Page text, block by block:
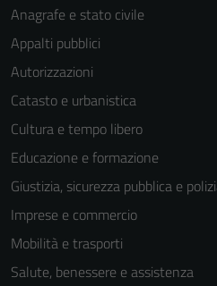
Anagrafe e stato civile
Appalti pubblici
Autorizzazioni
Catasto e urbanistica
Cultura e tempo libero
Educazione e formazione
Giustizia, sicurezza pubblica e
Imprese e commercio
Mobilità e trasporti
Salute, benessere e assistenza